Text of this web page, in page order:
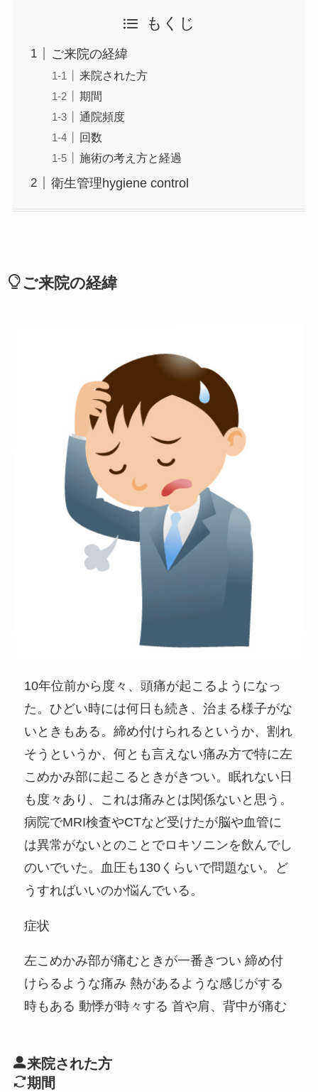
もくじ
ご来院の経緯
来院された方
期間
通院頻度
回数
施術の考え方と経過
衛生管理hygiene control
ご来院の経緯
10年位前から度々、頭痛が起こるようになっ
た。ひどい時には何日も続き、治まる様子がな
いときもある。締め付けられるというか、割れ
そうというか、何とも言えない痛み方で特に左
こめかみ部に起こるときがきつい。眠れない日
も度々あり、これは痛みとは関係ないと思う。
病院でMRI検査やCTなど受けたが脳や血管に
は異常がないとのことでロキソニンを飲んでし
のいでいた。血圧も130くらいで問題ない。ど
うすればいいのか悩んでいる。
症状
左こめかみ部が痛むときが一番きつい 締め付
けらるような痛み 熱があるような感じがする
時もある 動悸が時々する 首や肩、背中が痛む
来院された方
期間